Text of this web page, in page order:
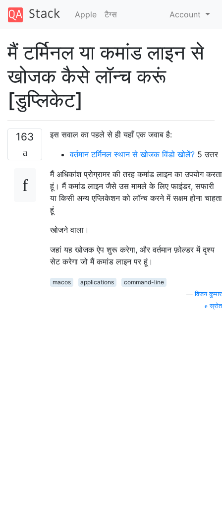
Apple टैग्‍स Account
मैं टर्मिनल या कमांड लाइन से
खोजक कैसे लॉन्च करूं
[डुप्लिकेट]
163
इस सवाल का पहले से ही यहाँ एक जवाब है:
वर्तमान टर्मिनल स्थान से खोजक विंडो खोलें? 5 उत्तर
मैं अधिकांश प्रोग्रामर की तरह कमांड लाइन का उपयोग करता
हूं। मैं कमांड लाइन जैसे उस मामले के लिए फाइंडर, सफारी
या किसी अन्य एप्लिकेशन को लॉन्च करने में सक्षम होना चाहता
हूं
खोजने वाला।
जहां यह खोजक ऐप शुरू करेगा, और वर्तमान फ़ोल्डर में दृश्य
सेट करेगा जो मैं कमांड लाइन पर हूं।
macos applications
command-line
—विजय कुमार
स्रोत